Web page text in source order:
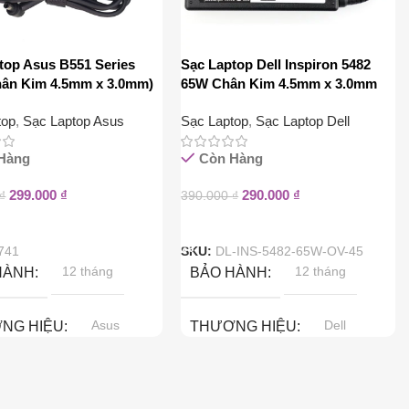
Asus B551 Series
Kim 4.5mm x 3.0mm)
, Sạc Laptop Asus
₫ 299.000 ₫
12 tháng
HIỆU Asus
Sạc Laptop Dell Inspiron 5482
65W Chân Kim 4.5mm x 3.0mm
Sạc Laptop, Sạc Laptop Dell
Còn Hàng
390.000₫ 290.000 ₫
SKU: DL-INS-5482-65W-OV-45
BẢO HÀNH 12 tháng
THƯƠNG HIỆU Dell